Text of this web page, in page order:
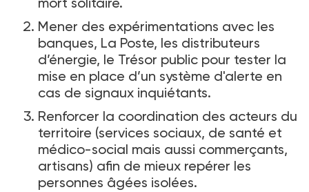
Mener des expérimentations avec les
banques, La Poste, les distributeurs
d’énergie, le Trésor public pour tester la
mise en place d’un système d'alerte en
cas de signaux inquiétants.
Renforcer la coordination des acteurs du
territoire (services sociaux, de santé et
médico-social mais aussi commerçants,
artisans) afin de mieux repérer les
personnes âgées isolées.